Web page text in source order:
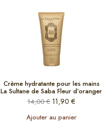
Crème hydratante pour les mains
La Sultane de Saba Fleur d’oranger
14,00€ 11,90 €
Ajouter au panier